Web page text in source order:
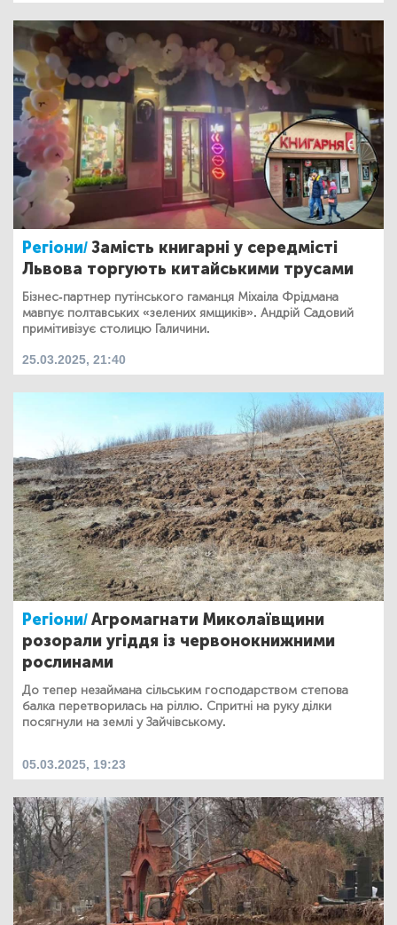
Регіони/Замість книгарні у середмісті
Львова торгують китайськими трусами
Бізнес-партнер путінського гаманця Міхаіла Фрідмана
мавпує полтавських «зелених ямщиків». Андрій Садовий
примітивізує столицю Галичини.
25.03.2025, 21:40
Регіони/Агромагнати Миколаївщини
розорали угіддя із червонокнижними
рослинами
До тепер незаймана сільським господарством степова
балка перетворилась на ріллю. Спритні на руку ділки
посягнули на землі у Зайчівському.
05.03.2025, 19:23